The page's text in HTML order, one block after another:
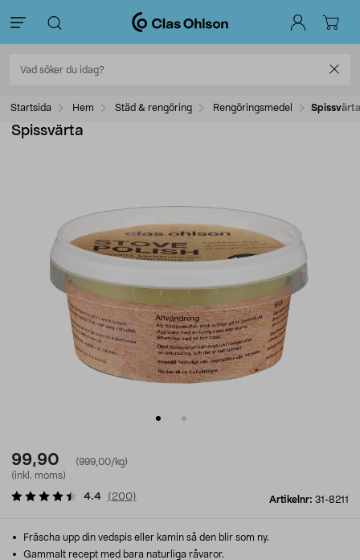
Startsida Hem Städ & rengöring Rengöringsmedel Spissvärta
Spissvärta
99,90
(999,00/kg)
(inkl. moms)
Artikelnr: 31-8211
4.4 ( 200)
Fräscha upp din vedspis eller kamin så den blir som ny.
Gammalt recept med bara naturliga råvaror.